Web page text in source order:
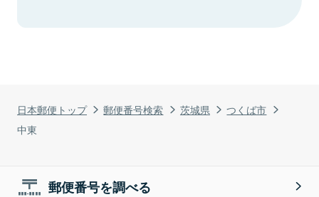
日本郵便トップ 郵便番号検索 茨城県
つくば市
中東
郵便番号を調べる